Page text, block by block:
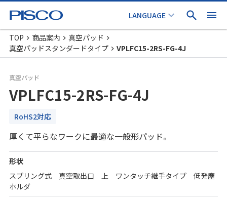
TOP 商品案内
真空パッド
真空パッドスタンダードタイプ
VPLFC15-2RS-FG-4J
真空パッド
VPLFC15-2RS-FG-4J
RoHS2対応
厚くて平らなワークに最適な一般形パッド。
形状
スプリング式 真空取出口 上 ワンタッチ継手タイプ 低発塵
ホルダ